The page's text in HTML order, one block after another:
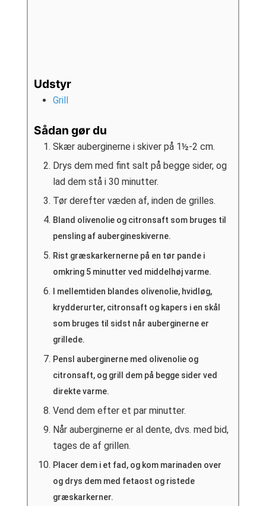
Udstyr
Grill
Sådan gør du
Skær auberginerne i skiver på 1½-2 cm.
Drys dem med fint salt på begge sider, og
lad dem stå i 30 minutter.
Tør derefter væden af, inden de grilles.
Bland olivenolie og citronsaft som bruges til
pensling af aubergineskiverne.
Rist græskarkernerne på en tør pande i
omkring 5 minutter ved middelhøj varme.
I mellemtiden blandes olivenolie, hvidløg,
krydderurter, citronsaft og kapers i en skål
som bruges til sidst når auberginerne er
grillede.
Pensl auberginerne med olivenolie og
citronsaft, og grill dem på begge sider ved
direkte varme.
Vend dem efter et par minutter.
Når auberginerne er al dente, dvs. med bid,
tages de af grillen.
Placer dem i et fad, og kom marinaden over
og drys dem med fetaost og ristede
græskarkerner.